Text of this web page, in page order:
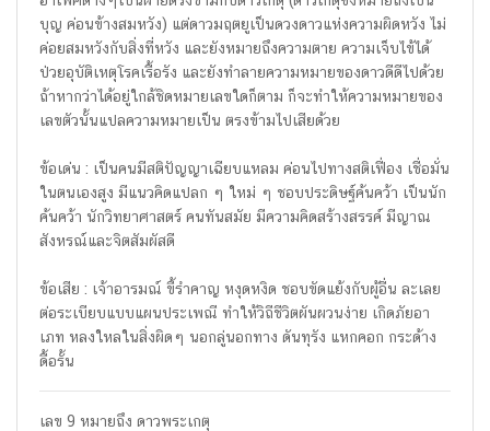
บุญ ค่อนข้างสมหวัง) แต่ดาวมฤตยูเป็นดวงดาวแห่งความผิดหวัง ไม่
ค่อยสมหวังกับสิ่งที่หวัง และยังหมายถึงความตาย ความเจ็บไข้ได้
ป่วยอุบัติเหตุโรคเรื้อรัง และยังทำลายความหมายของดาวดีดีไปด้วย
ถ้าหากว่าได้อยู่ใกล้ชิดหมายเลขใดก็ตาม ก็จะทำให้ความหมายของ
เลขตัวนั้นแปลความหมายเป็น ตรงข้ามไปเสียด้วย
ข้อเด่น : เป็นคนมีสติปัญญาเฉียบแหลม ค่อนไปทางสติเฟื่อง เชื่อมั่น
ในตนเองสูง มีแนวคิดแปลก ๆ ใหม่ ๆ ชอบประดิษฐ์ค้นคว้า เป็นนัก
ค้นคว้า นักวิทยาศาสตร์ คนทันสมัย มีความคิดสร้างสรรค์ มีญาณ
สังหรณ์และจิตสัมผัสดี
ข้อเสีย : เจ้าอารมณ์ ขี้รำคาญ หงุดหงิด ชอบขัดแย้งกับผู้อื่น ละเลย
ต่อระเบียบแบบแผนประเพณี ทำให้วิถีชีวิตผันผวนง่าย เกิดภัยอา
เภท หลงใหลในสิ่งผิดๆ นอกลู่นอกทาง ดันทุรัง แหกคอก กระด้าง
ดื้อรั้น
เลข 9 หมายถึง ดาวพระเกตุ